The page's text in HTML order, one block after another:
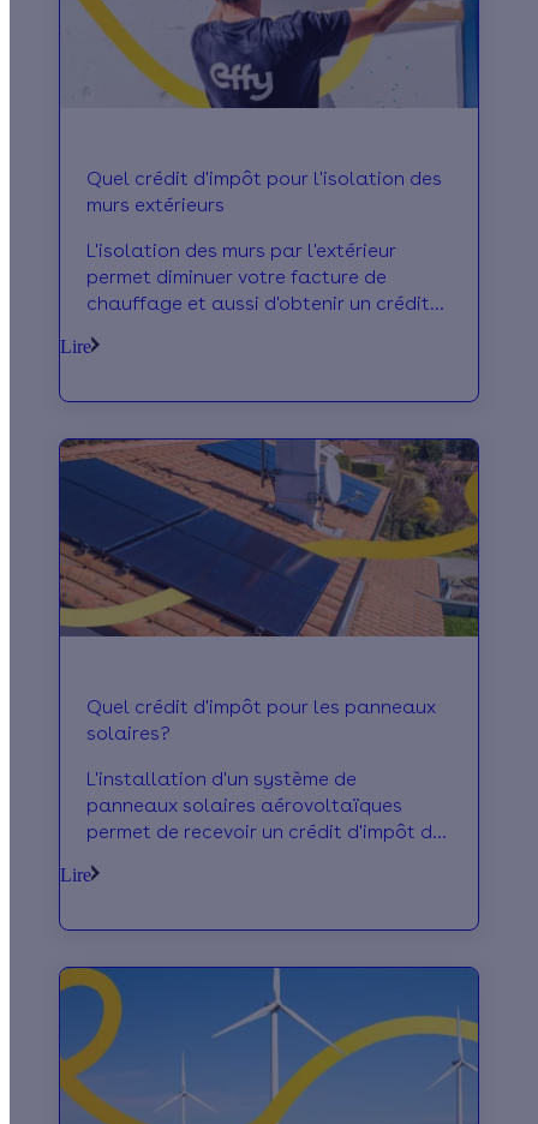
Quel crédit d'impôt pour l'isolation des
murs extérieurs
L'isolation des murs par l'extérieur
permet diminuer votre facture de
chauffage et aussi d'obtenir un crédit
Lire
Quel crédit d'impôt pour les panneaux
solaires?
L'installation d'un système de
panneaux solaires aérovoltaïques
permet de recevoir un crédit d'impôt de
Lire